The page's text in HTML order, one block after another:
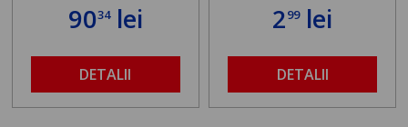
9034lei
DETALII
299lei
DETALII